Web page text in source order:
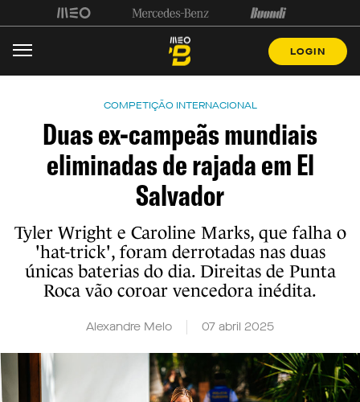
LOGIN
COMPETIÇÃO INTERNACIONAL
Duas ex-campeãs mundiais
eliminadas de rajada em El
Salvador
Tyler Wright e Caroline Marks, que falha o
'hat-trick', foram derrotadas nas duas
únicas baterias do dia. Direitas de Punta
Roca vão coroar vencedora inédita.
Alexandre Melo 07 abril 2025